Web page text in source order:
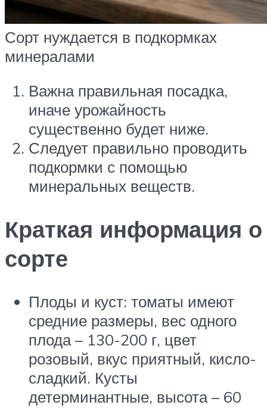
Сорт нуждается в подкормках
минералами
Важна правильная посадка,
иначе урожайность
существенно будет ниже.
Следует правильно проводить
подкормки с помощью
минеральных веществ.
Краткая информация о
сорте
Плоды и куст: томаты имеют
средние размеры, вес одного
плода – 130-200 г, цвет
розовый, вкус приятный, кисло-
сладкий. Кусты
детерминантные, высота – 60